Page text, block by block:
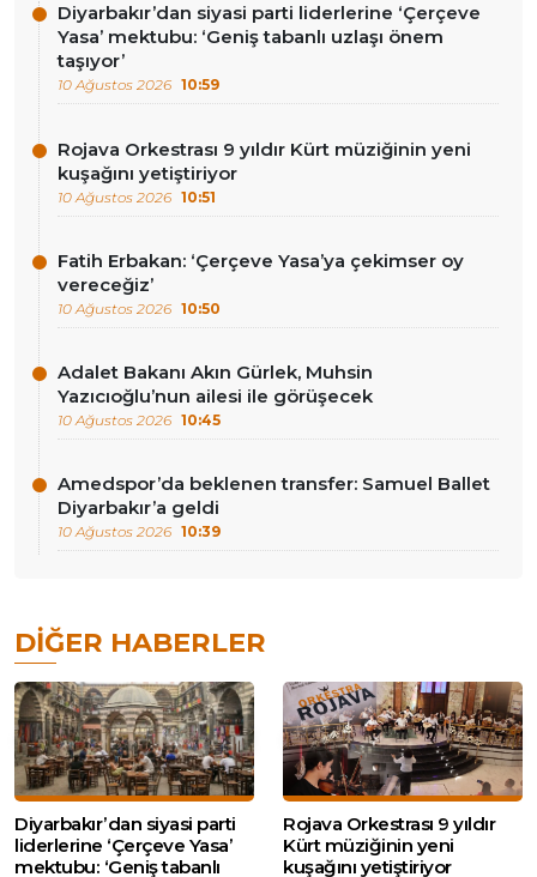
Diyarbakır’dan siyasi parti liderlerine ‘Çerçeve
Yasa’ mektubu: ‘Geniş tabanlı uzlaşı önem
taşıyor’
10 Ağustos 2026 10:59
Rojava Orkestrası 9 yıldır Kürt müziğinin yeni
kuşağını yetiştiriyor
10 Ağustos 2026 10:51
Fatih Erbakan: ‘Çerçeve Yasa’ya çekimser oy
vereceğiz’
10 Ağustos 2026 10:50
Adalet Bakanı Akın Gürlek, Muhsin
Yazıcıoğlu’nun ailesi ile görüşecek
10 Ağustos 2026 10:45
Amedspor’da beklenen transfer: Samuel Ballet
Diyarbakır’a geldi
10 Ağustos 2026 10:39
DIĞER HABERLER
Diyarbakır’dan siyasi parti
liderlerine ‘Çerçeve Yasa’
mektubu: ‘Geniş tabanlı
Rojava Orkestrası 9 yıldır
Kürt müziğinin yeni
kuşağını yetiştiriyor